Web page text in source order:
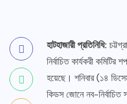
হাটহাজারী প্রতিনিধি:
নির্বাচিত কার্যকরী
হয়েছে। শনিবার (১৪
কিডস জোনে নব-